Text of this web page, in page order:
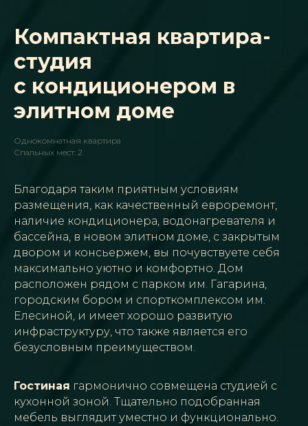
Компактная квартира-
студия
с кондиционером в
элитном доме
Однокомнатная квартира
Спальных мест: 2
Благодаря таким приятным условиям
размещения, как качественный евроремонт,
наличие кондиционера, водонагревателя и
бассейна, в новом элитном доме, с закрытым
двором и консьержем, вы почувствуете себя
максимально уютно и комфортно. Дом
расположен рядом с парком им. Гагарина,
городским бором и спорткомплексом им.
Елесиной, и имеет хорошо развитую
инфраструктуру, что также является его
безусловным преимуществом.
Гостиная гармонично совмещена студией с
кухонной зоной. Тщательно подобранная
мебель выглядит уместно и функционально.